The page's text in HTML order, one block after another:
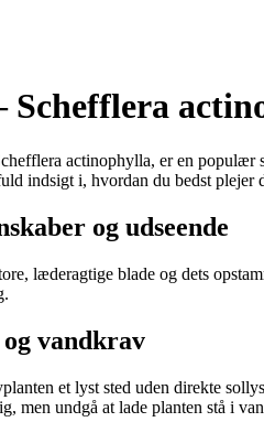
Schefflera
actinophylla, er en
indsigt i, hvordan du bedst plejer
og udseende
læderagtige blade og dets
vandkrav
et lyst sted uden direkte
men undgå at lade planten stå i